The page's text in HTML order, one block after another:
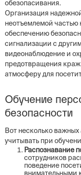
обезопасивания.
Организация
неотъемлемой частью
обеспечению
сигнализации с
видеонаблюдение и
предотвращения
атмосферу для
Обучение
безопасности
Вот несколько важных
учитывать при
Распознавание
сотрудников
поведение
внимательными